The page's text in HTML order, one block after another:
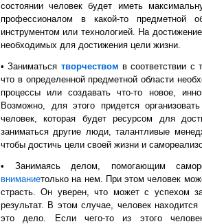
состоянии человек будет иметь
профессионалом в какой-то предметной
инструментом или технологией. На
необходимых для достижения цели жизни.
• Заниматься творчеством в соответствии с
что в определенной предметной области
процессы или создавать что-то новое,
Возможно, для этого придется
человек, которая будет ресурсом для
заниматься другие люди, талантливые
чтобы достичь цели своей жизни и
• Занимаясь делом, помогающим
вниманиетолько на нем. При этом человек
страсть. Он уверен, что может с успехом
результат. В этом случае, человек
это дело. Если чего-то из этого